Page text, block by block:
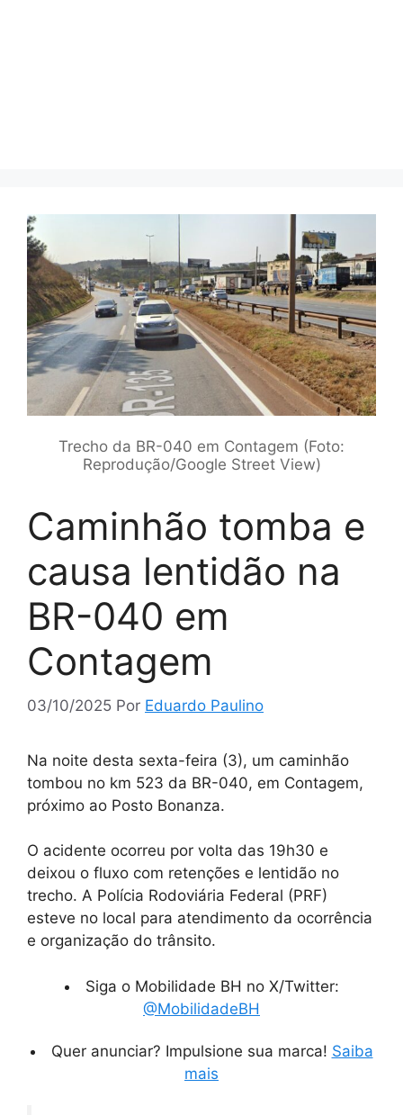
Trecho da BR-040 em Contagem (Foto:
Reprodução/Google Street View)
Caminhão tomba e
causa lentidão na
BR-040 em
Contagem
03/10/2025 Por Eduardo Paulino
Na noite desta sexta-feira (3), um caminhão
tombou no km 523 da BR-040, em Contagem,
próximo ao Posto Bonanza.
O acidente ocorreu por volta das 19h30 e
deixou o fluxo com retenções e lentidão no
trecho. A Polícia Rodoviária Federal (PRF)
esteve no local para atendimento da ocorrência
e organização do trânsito.
Siga o Mobilidade BH no X/Twitter:
@MobilidadeBH
Quer anunciar? Impulsione sua marca! Saiba
mais